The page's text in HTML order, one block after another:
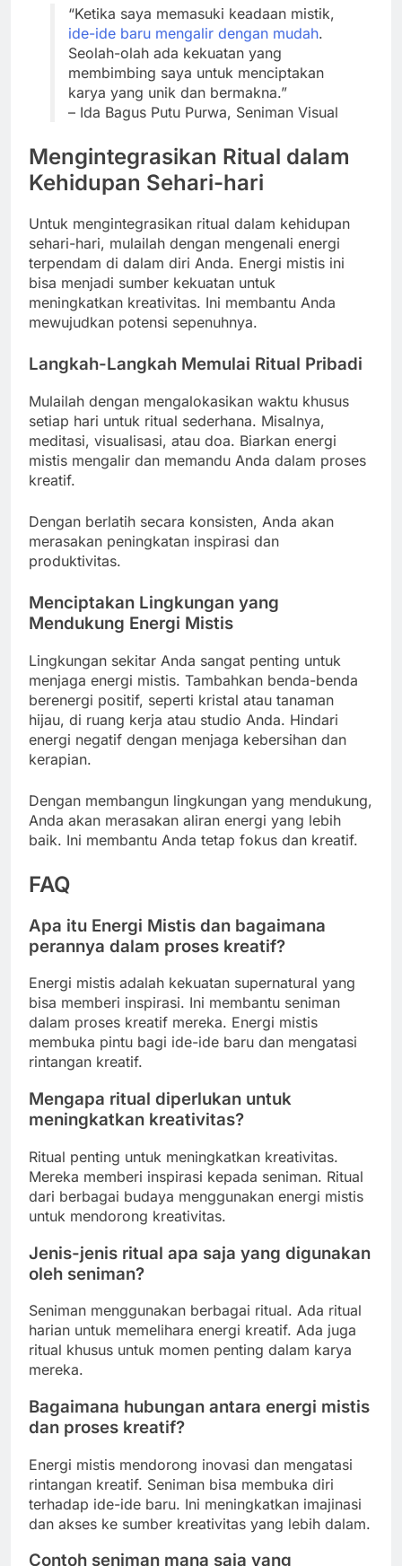
“Ketika saya memasuki keadaan mistik,
ide-ide baru mengalir dengan mudah.
Seolah-olah ada kekuatan yang
membimbing saya untuk menciptakan
karya yang unik dan bermakna.”
– Ida Bagus Putu Purwa, Seniman Visual
Mengintegrasikan Ritual dalam
Kehidupan Sehari-hari
Untuk mengintegrasikan ritual dalam kehidupan
sehari-hari, mulailah dengan mengenali energi
terpendam di dalam diri Anda. Energi mistis ini
bisa menjadi sumber kekuatan untuk
meningkatkan kreativitas. Ini membantu Anda
mewujudkan potensi sepenuhnya.
Langkah-Langkah Memulai Ritual Pribadi
Mulailah dengan mengalokasikan waktu khusus
setiap hari untuk ritual sederhana. Misalnya,
meditasi, visualisasi, atau doa. Biarkan energi
mistis mengalir dan memandu Anda dalam proses
kreatif.
Dengan berlatih secara konsisten, Anda akan
merasakan peningkatan inspirasi dan
produktivitas.
Menciptakan Lingkungan yang
Mendukung Energi Mistis
Lingkungan sekitar Anda sangat penting untuk
menjaga energi mistis. Tambahkan benda-benda
berenergi positif, seperti kristal atau tanaman
hijau, di ruang kerja atau studio Anda. Hindari
energi negatif dengan menjaga kebersihan dan
kerapian.
Dengan membangun lingkungan yang mendukung,
Anda akan merasakan aliran energi yang lebih
baik. Ini membantu Anda tetap fokus dan kreatif.
FAQ
Apa itu Energi Mistis dan bagaimana
perannya dalam proses kreatif?
Energi mistis adalah kekuatan supernatural yang
bisa memberi inspirasi. Ini membantu seniman
dalam proses kreatif mereka. Energi mistis
membuka pintu bagi ide-ide baru dan mengatasi
rintangan kreatif.
Mengapa ritual diperlukan untuk
meningkatkan kreativitas?
Ritual penting untuk meningkatkan kreativitas.
Mereka memberi inspirasi kepada seniman. Ritual
dari berbagai budaya menggunakan energi mistis
untuk mendorong kreativitas.
Jenis-jenis ritual apa saja yang digunakan
oleh seniman?
Seniman menggunakan berbagai ritual. Ada ritual
harian untuk memelihara energi kreatif. Ada juga
ritual khusus untuk momen penting dalam karya
mereka.
Bagaimana hubungan antara energi mistis
dan proses kreatif?
Energi mistis mendorong inovasi dan mengatasi
rintangan kreatif. Seniman bisa membuka diri
terhadap ide-ide baru. Ini meningkatkan imajinasi
dan akses ke sumber kreativitas yang lebih dalam.
Contoh seniman mana saja yang